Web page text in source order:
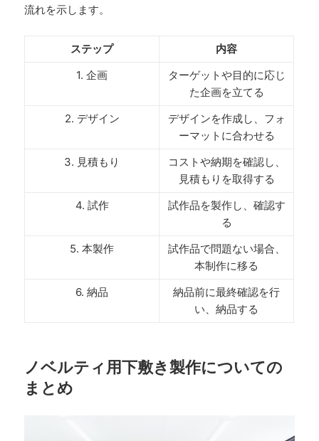
流れを示します。
ステップ
内容
1. 企画
ターゲットや目的に応じ
た企画を立てる
2. デザイン
デザインを作成し、フォ
ーマットに合わせる
3. 見積もり
コストや納期を確認し、
見積もりを取得する
4. 試作
試作品を製作し、確認す
る
5. 本製作
試作品で問題ない場合、
本制作に移る
6. 納品
納品前に最終確認を行
い、納品する
ノベルティ用下敷き製作についての
まとめ